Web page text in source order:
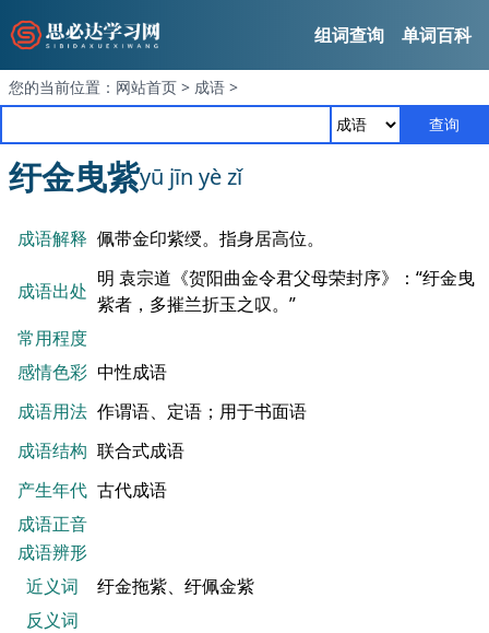
组词查询 单词百科
您的当前位置： 网站首页 > 成语 >
查询
纡金曳紫yū jīn yè zǐ
成语解释 佩带金印紫绶。指身居高位。
成语出处
明 袁宗道《贺阳曲金令君父母荣封序》：“纡金曳
紫者，多摧兰折玉之叹。”
常用程度
感情色彩 中性成语
成语用法 作谓语、定语；用于书面语
成语结构 联合式成语
产生年代 古代成语
成语正音
成语辨形
近义词
纡金拖紫、纡佩金紫
反义词